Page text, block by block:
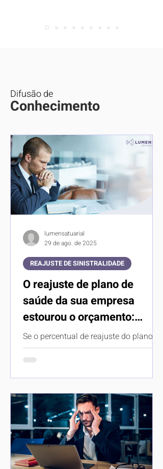
Difusão de
Conhecimento
O reajuste de plano de
saúde da sua empresa
estourou o orçamento:
trocar o plano ou aceitar?
Se o percentual de reajuste do plano de
saúde da sua empresa te pegou
desprevenido e vai estourar o
REAJUSTE DE SINISTRALIDADE
lumensatuarial
29 de ago. de 2025